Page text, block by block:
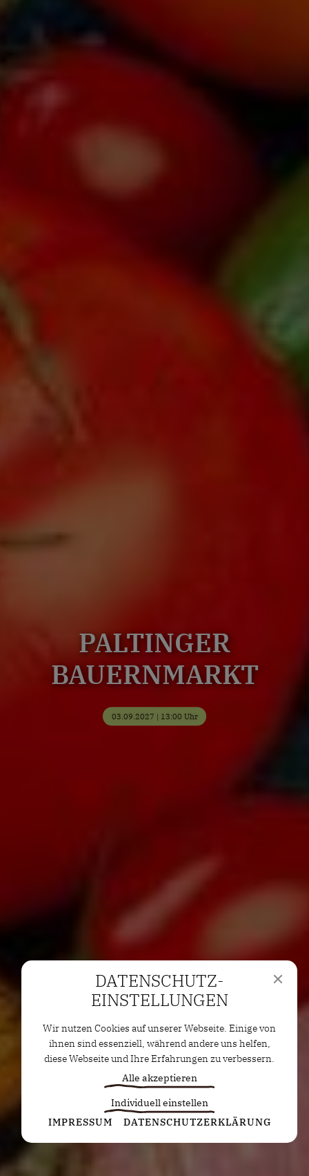
PALTINGER
BAUERNMARKT
03.09.2027 | 13:00 Uhr
DATENSCHUTZ­
EINSTELLUNGEN
Wir nutzen Cookies auf unserer Webseite. Einige von
ihnen sind essenziell, während andere uns helfen,
diese Webseite und Ihre Erfahrungen zu verbessern.
Alle akzeptieren
Individuell einstellen
Statistiken
Diese Cookies erfassen anonyme Statistiken. Diese
IMPRESSUM DATENSCHUTZERKLÄRUNG